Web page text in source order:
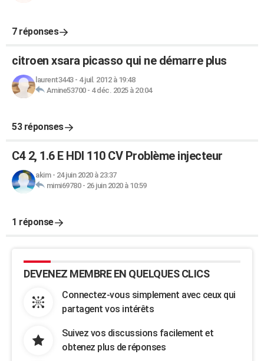
7 réponses
citroen xsara picasso qui ne démarre plus
laurent3443- 4 juil. 2012 à 19:48
Amine53700- 4 déc. 2025 à 20:04
53 réponses
C4 2, 1.6 E HDI 110 CV Problème injecteur
akim- 24 juin 2020 à 23:37
mimi69780- 26 juin 2020 à 10:59
1 réponse
DEVENEZ MEMBRE EN QUELQUES CLICS
Connectez-vous simplement avec ceux qui
partagent vos intérêts
Suivez vos discussions facilement et
obtenez plus de réponses